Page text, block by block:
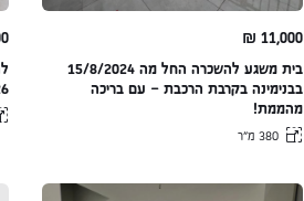
11,000
₪
בית משגע להשכרה החל מה 15/8/2024
בבנימינה בקרבת הרכבת – עם בריכה
מהממת!
380 מ״ר